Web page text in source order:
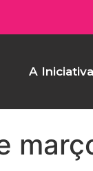
A Iniciativa